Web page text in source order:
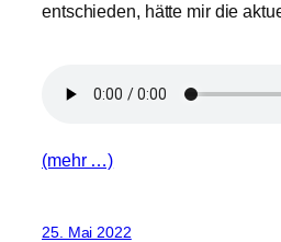
entschieden, hätte mir die
(mehr …)
25. Mai 2022